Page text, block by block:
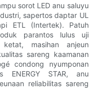
sorot LED anu saluyu
sapertos daptar UL
ETL (Intertek). Patuh
parantos lulus uji
masihan anjeun
sareng kaamanan
condong nyumponan
ENERGY STAR, anu
reliabilitas sareng